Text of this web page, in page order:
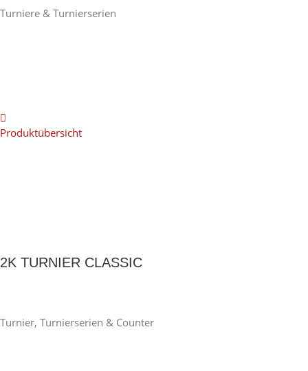
Turniere & Turnierserien
Produktübersicht
2K TURNIER CLASSIC
Turnier, Turnierserien & Counter